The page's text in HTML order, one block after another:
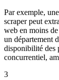
Par exemple,
scraper peut
web en moins
un département
disponibilité des
concurrentiel,
3